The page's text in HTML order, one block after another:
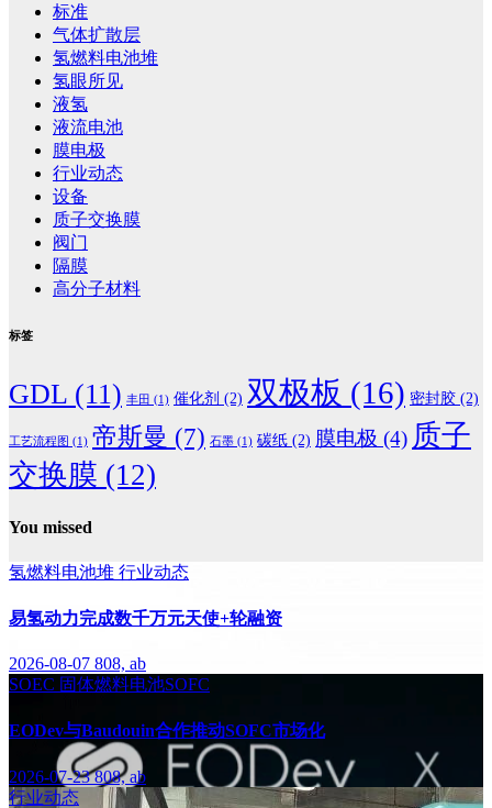
标准
气体扩散层
氢燃料电池堆
氢眼所见
液氢
液流电池
膜电极
行业动态
设备
质子交换膜
阀门
隔膜
高分子材料
标签
GDL (11) 丰田 (1) 催化剂 (2) 双极板 (16) 密封胶 (2)
工艺流程图 (1) 帝斯曼 (7) 石墨 (1) 碳纸 (2) 膜电极 (4) 质子
交换膜 (12)
You missed
氢燃料电池堆 行业动态
易氢动力完成数千万元天使+轮融资
2026-08-07 808, ab
SOEC 固体燃料电池SOFC
EODev与Baudouin合作推动SOFC市场化
2026-07-23808, ab
行业动态